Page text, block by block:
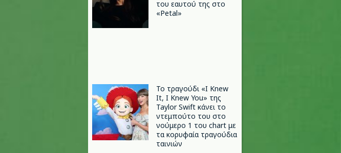
του εαυτού της στο
«Petal»
Το τραγούδι «I Knew
It, I Knew You» της
Taylor Swift κάνει το
ντεμπούτο του στο
νούμερο 1 του chart με
τα κορυφαία τραγούδια
ταινιών